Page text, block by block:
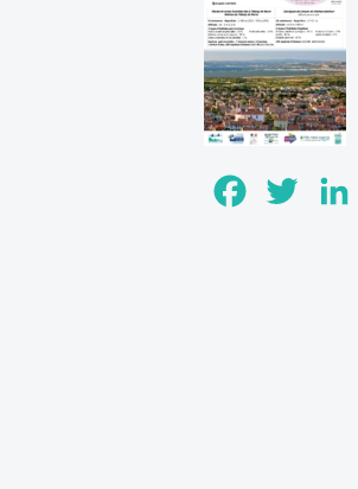
FacebookTwitter